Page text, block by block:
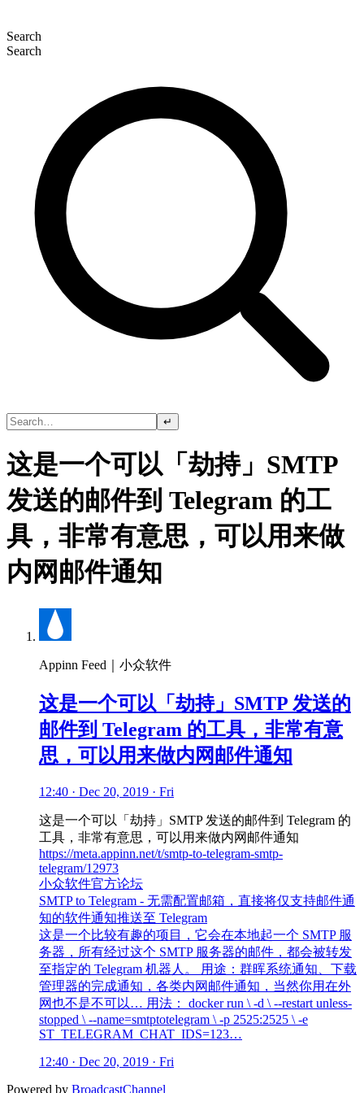
Search
Search
↵
这是一个可以「劫持」SMTP
发送的邮件到 Telegram 的工
具，非常有意思，可以用来做
内网邮件通知
Appinn Feed｜小众软件
这是一个可以「劫持」SMTP 发送的
邮件到 Telegram 的工具，非常有意
思，可以用来做内网邮件通知
12:40 · Dec 20, 2019 · Fri
这是一个可以「劫持」SMTP 发送的邮件到 Telegram 的
工具，非常有意思，可以用来做内网邮件通知
https://meta.appinn.net/t/smtp-to-telegram-smtp-
telegram/12973
小众软件官方论坛
SMTP to Telegram - 无需配置邮箱，直接将仅支持邮件通
知的软件通知推送至 Telegram
这是一个比较有趣的项目，它会在本地起一个 SMTP 服
务器，所有经过这个 SMTP 服务器的邮件，都会被转发
至指定的 Telegram 机器人。 用途：群晖系统通知、下载
管理器的完成通知，各类内网邮件通知，当然你用在外
网也不是不可以… 用法： docker run \ -d \ --restart unless-
stopped \ --name=smtptotelegram \ -p 2525:2525 \ -e
ST_TELEGRAM_CHAT_IDS=123…
12:40 · Dec 20, 2019 · Fri
Powered by BroadcastChannel